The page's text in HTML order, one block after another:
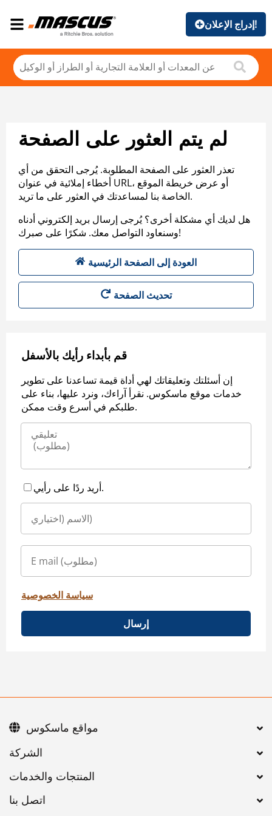
إدراج الإعلان!
لم يتم العثور على الصفحة
تعذر العثور على الصفحة المطلوبة. يُرجى التحقق من أي
أخطاء إملائية في عنوان URL، أو عرض خريطة الموقع
الخاصة بنا لمساعدتك في العثور على ما تريد.
هل لديك أي مشكلة أخرى؟ يُرجى إرسال بريد إلكتروني أدناه
وسنعاود التواصل معك. شكرًا على صبرك!
العودة إلى الصفحة الرئيسية
تحديث الصفحة
قم بأبداء رأيك بالأسفل
إن أسئلتك وتعليقاتك لهي أداة قيمة تساعدنا على تطوير
خدمات موقع ماسكوس. نقرأ آراءك، ونرد عليها، بناء على
طلبكم في أسرع وقت ممكن.
أريد ردًا على رأيي.
سياسة الخصوصية
إرسال
اتصل بنا
مواقع ماسكوس